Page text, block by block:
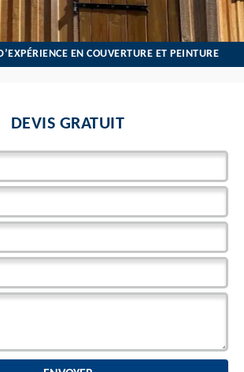
EN COUVERTURE ET PEINTURE
DEVIS GRATUIT